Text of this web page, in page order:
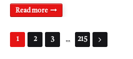
Read more
1 2 3 ... 215